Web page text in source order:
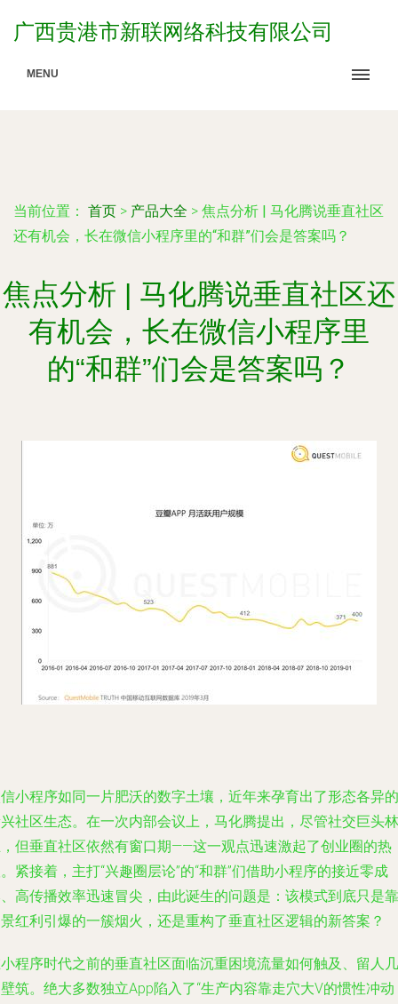
广西贵港市新联网络科技有限公司
MENU
当前位置： 首页 > 产品大全 > 焦点分析 | 马化腾说垂直社区
还有机会，长在微信小程序里的“和群”们会是答案吗？
焦点分析 | 马化腾说垂直社区还
有机会，长在微信小程序里
的“和群”们会是答案吗？
小程序如同一片肥沃的数字土壤，近年来孕育出了形态各异的
社区生态。在一次内部会议上，马化腾提出，尽管社交巨头林
但垂直社区依然有窗口期——这一观点迅速激起了创业圈的热
紧接着，主打“兴趣圈层论”的“和群”们借助小程序的接近零成
高传播效率迅速冒尖，由此诞生的问题是：该模式到底只是靠
红利引爆的一簇烟火，还是重构了垂直社区逻辑的新答案？
程序时代之前的垂直社区面临沉重困境流量如何触及、留人几
筑。绝大多数独立App陷入了“生产内容靠走穴大V的惯性冲动